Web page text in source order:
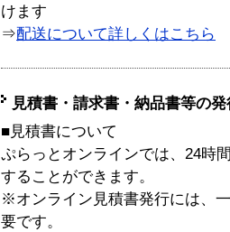
けます
⇒配送について詳しくはこちら
見積書・請求書・納品書等の
■見積書について
ぷらっとオンラインでは、24時
することができます。
※オンライン見積書発行には、
要です。